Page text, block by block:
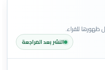
ظهورها للقراء.
النشر بعد المراجعة